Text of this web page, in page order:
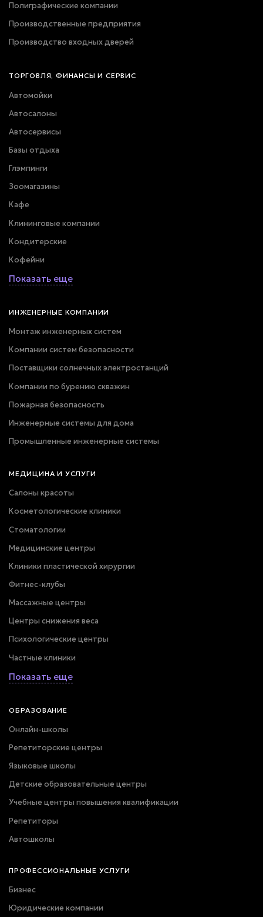
Полиграфические компании
Производственные предприятия
Производство входных дверей
ТОРГОВЛЯ, ФИНАНСЫ И СЕРВИС
Автомойки
Автосалоны
Автосервисы
Базы отдыха
Глэмпинги
Зоомагазины
Кафе
Клининговые компании
Кондитерские
Кофейни
Показать еще
ИНЖЕНЕРНЫЕ КОМПАНИИ
Монтаж инженерных систем
Компании систем безопасности
Поставщики солнечных электростанций
Компании по бурению скважин
Пожарная безопасность
Инженерные системы для дома
Промышленные инженерные системы
МЕДИЦИНА И УСЛУГИ
Салоны красоты
Косметологические клиники
Стоматологии
Медицинские центры
Клиники пластической хирургии
Фитнес-клубы
Массажные центры
Центры снижения веса
Психологические центры
Частные клиники
Показать еще
ОБРАЗОВАНИЕ
Онлайн-школы
Репетиторские центры
Языковые школы
Детские образовательные центры
Учебные центры повышения квалификации
Репетиторы
Автошколы
ПРОФЕССИОНАЛЬНЫЕ УСЛУГИ
Бизнес
Юридические компании